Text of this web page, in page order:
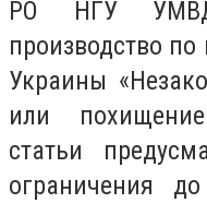
РО НГУ УМВД
производство
Украины
или
статьи
ограничения